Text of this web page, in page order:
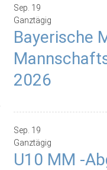
Sep. 19
Ganztägig
Bayerische
2026
Sep. 19
Ganztägig
U10 MM -